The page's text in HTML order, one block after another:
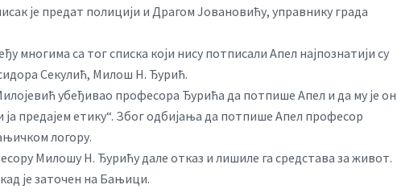
је предат полицији и Драгом Јовановићу, управнику града
многима са тог списка који нису потписали Апел најпознатији су
Секулић, Милош Н. Ђурић.
убеђивао професора Ђурића да потпише Апел и да му је он
ја предајем етику“. Због одбијања да потпише Апел професор
логору.
Милошу Н. Ђурићу дале отказ и лишиле га средстава за живот.
је заточен на Бањици.